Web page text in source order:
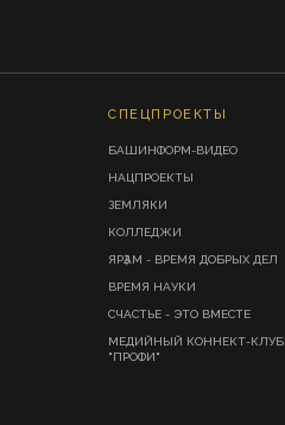
СПЕЦПРОЕКТЫ
БАШИНФОРМ-ВИДЕО
НАЦПРОЕКТЫ
ЗЕМЛЯКИ
КОЛЛЕДЖИ
ЯРҘАМ - ВРЕМЯ ДОБРЫХ ДЕЛ
ВРЕМЯ НАУКИ
СЧАСТЬЕ - ЭТО ВМЕСТЕ
МЕДИЙНЫЙ КОННЕКТ-КЛУБ
"ПРОФИ"